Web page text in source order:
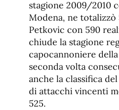
stagione 2009/2010
Modena, ne totalizzò
Petkovic con 590
chiude la stagione
capocannoniere
seconda volta
anche la classifica
di attacchi vincenti
525.